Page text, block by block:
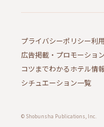
プライバシーポリシー利
広告掲載・プロモーション
コツまでわかるホテル情
シチュエーション一覧
© Shobunsha Publications, Inc.